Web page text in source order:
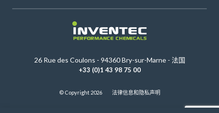
26 Rue des Coulons - 94360 Bry-sur-Marne - 法国
+33 (0)1 43 98 75 00
© Copyright 2026 法律信息和隐私声明